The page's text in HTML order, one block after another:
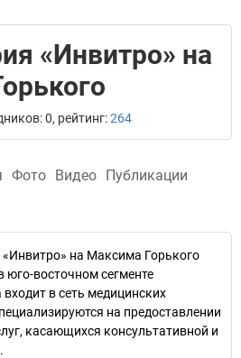
«Инвитро» на
0, рейтинг:264
Фото Видео Публикации
на Максима Горького
юго-восточном сегменте
в сеть медицинских
на предоставлении
касающихся консультативной и